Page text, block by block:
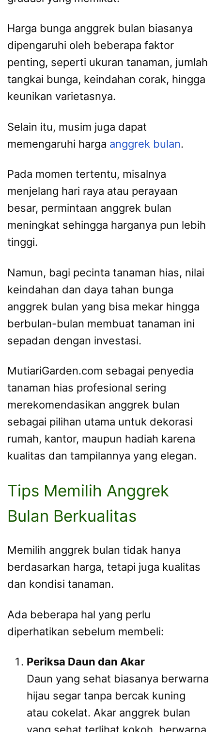
Harga bunga anggrek bulan biasanya
dipengaruhi oleh beberapa faktor
penting, seperti ukuran tanaman, jumlah
tangkai bunga, keindahan corak, hingga
keunikan varietasnya.
Selain itu, musim juga dapat
memengaruhi harga anggrek bulan.
Pada momen tertentu, misalnya
menjelang hari raya atau perayaan
besar, permintaan anggrek bulan
meningkat sehingga harganya pun lebih
tinggi.
Namun, bagi pecinta tanaman hias, nilai
keindahan dan daya tahan bunga
anggrek bulan yang bisa mekar hingga
berbulan-bulan membuat tanaman ini
sepadan dengan investasi.
MutiariGarden.com sebagai penyedia
tanaman hias profesional sering
merekomendasikan anggrek bulan
sebagai pilihan utama untuk dekorasi
rumah, kantor, maupun hadiah karena
kualitas dan tampilannya yang elegan.
Tips Memilih Anggrek
Bulan Berkualitas
Memilih anggrek bulan tidak hanya
berdasarkan harga, tetapi juga kualitas
dan kondisi tanaman.
Ada beberapa hal yang perlu
diperhatikan sebelum membeli:
Periksa Daun dan Akar
Daun yang sehat biasanya berwarna
hijau segar tanpa bercak kuning
atau cokelat. Akar anggrek bulan